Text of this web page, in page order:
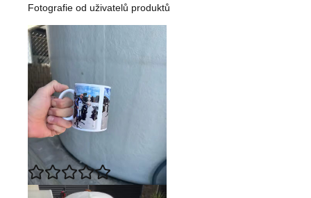
Fotografie od uživatelů produktů